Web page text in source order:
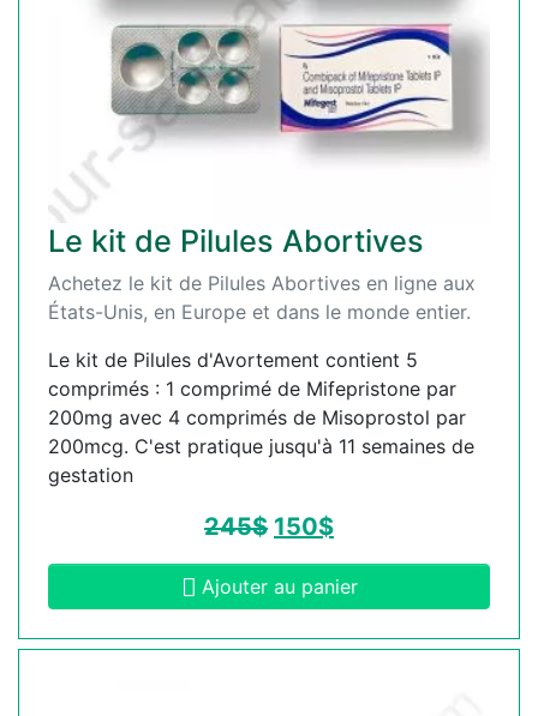
Le kit de Pilules Abortives
Achetez le kit de Pilules Abortives en ligne aux
États-Unis, en Europe et dans le monde entier.
Le kit de Pilules d'Avortement contient 5
comprimés : 1 comprimé de Mifepristone par
200mg avec 4 comprimés de Misoprostol par
200mcg. C'est pratique jusqu'à 11 semaines de
gestation
245$ 150$
Ajouter au panier